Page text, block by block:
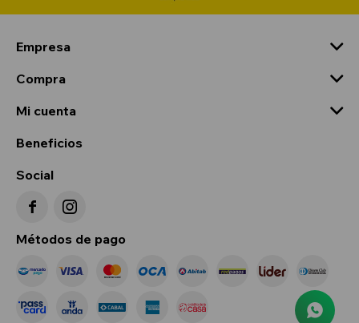
Empresa
Compra
Mi cuenta
Beneficios
Social
 
Métodos de pago